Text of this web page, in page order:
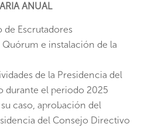
ANUAL
Escrutadores
e instalación de la
de la Presidencia del
durante el periodo 2025
caso, aprobación del
del Consejo Directivo